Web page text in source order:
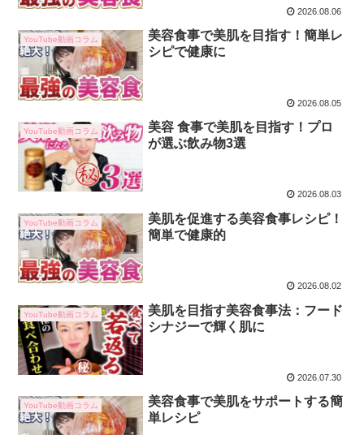
2026.08.06
YouTube動画コラム
美容食事で美肌を目指す！簡単レ
シピで健康に
2026.08.05
YouTube動画コラム
美容 食事で美肌を目指す！プロ
が選ぶ飲み物3選
2026.08.03
YouTube動画コラム
美肌を促進する美容食事レシピ！
簡単で健康的
2026.08.02
YouTube動画コラム
美肌を目指す美容食事法：フード
シナジーで輝く肌に
2026.07.30
YouTube動画コラム
美容食事で美肌をサポートする簡
単レシピ